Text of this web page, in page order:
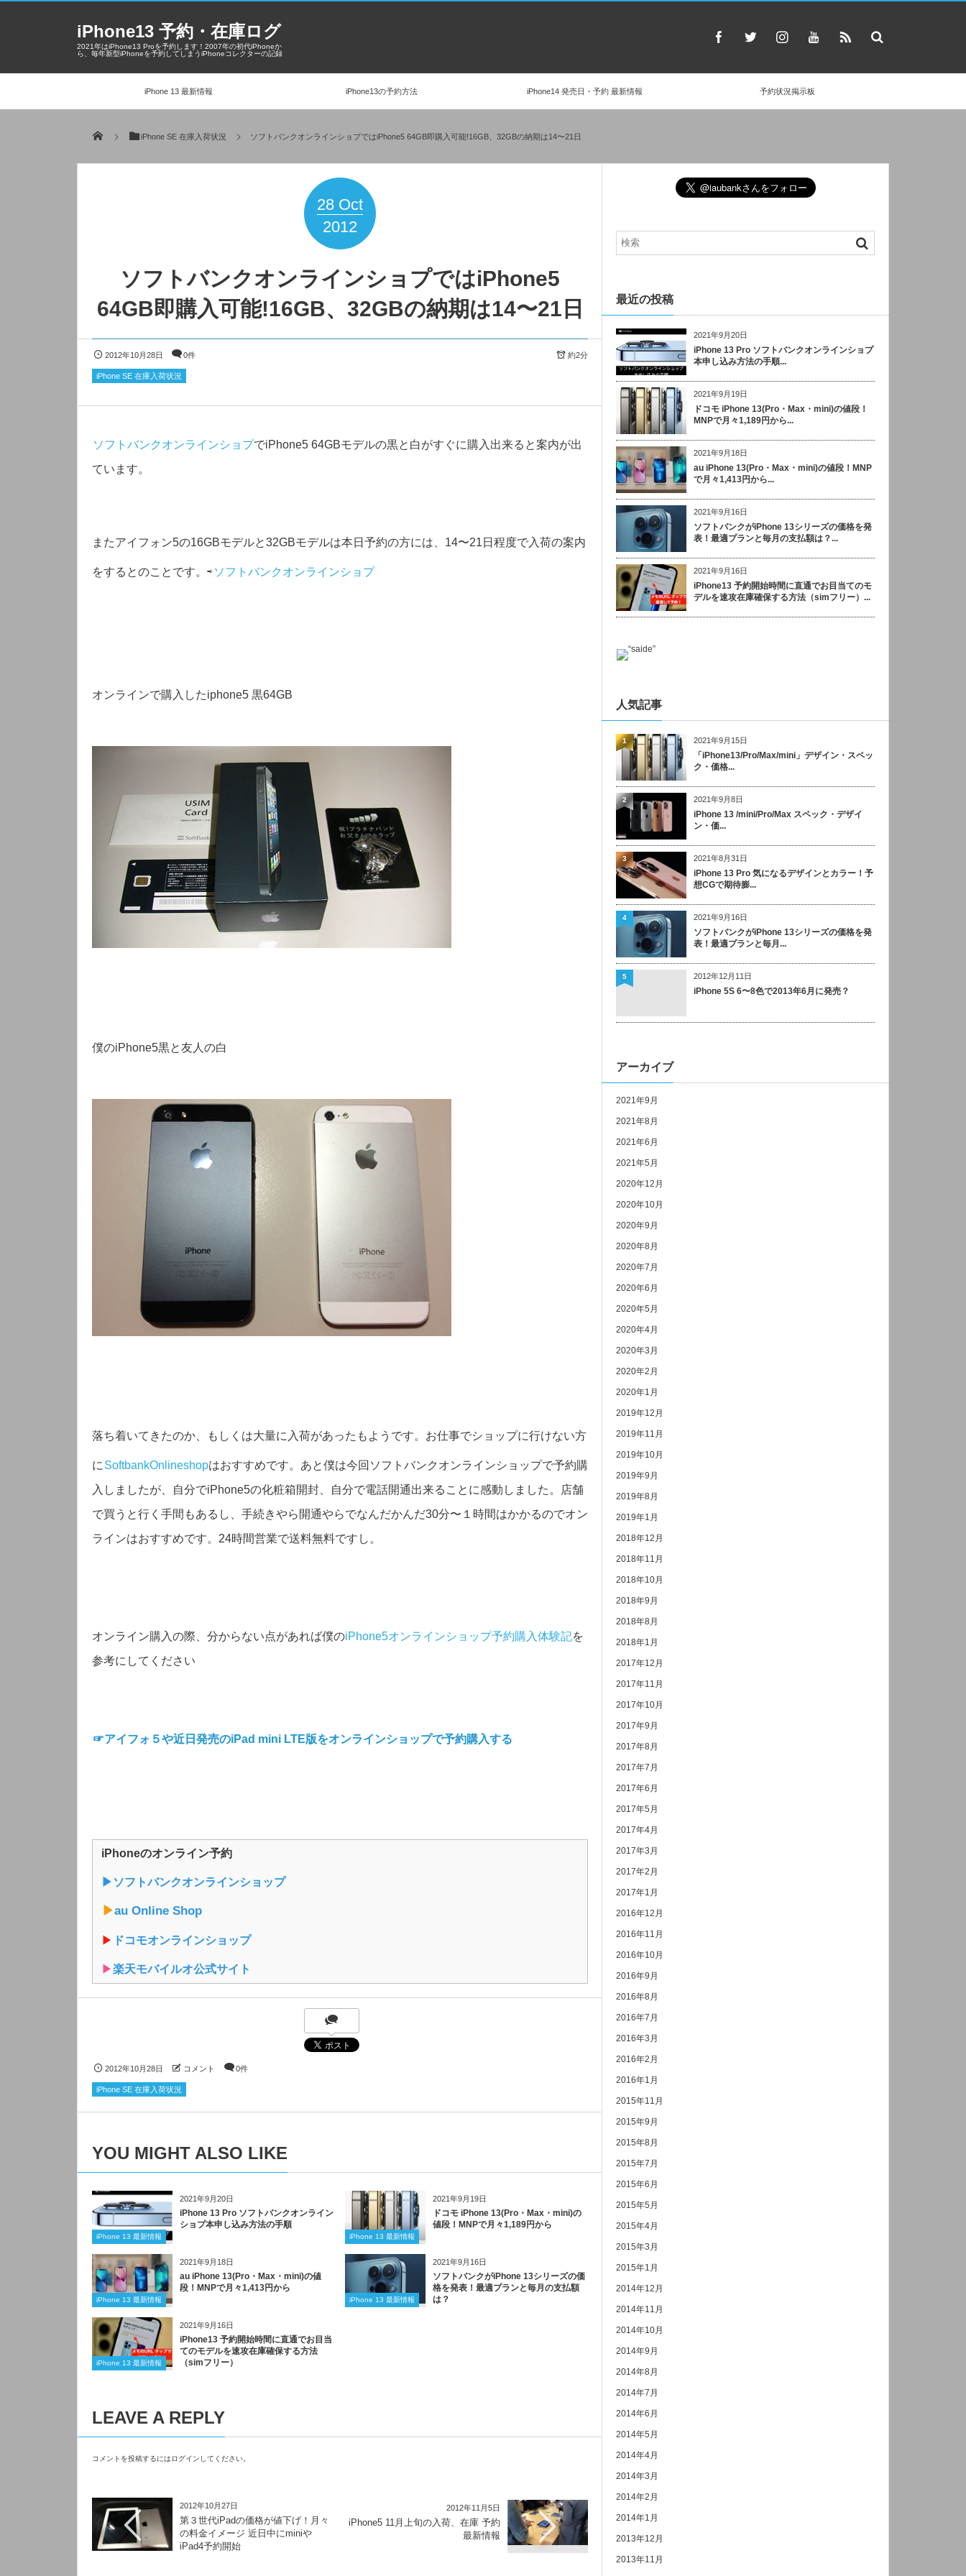
iPhone13 予約・在庫ログ
2021年はiPhone13 Proを予約します！2007年の初代iPhoneか
ら、毎年新型iPhoneを予約してしまうiPhoneコレクターの記録
iPhone 13 最新情報 iPhone13の予約方法 iPhone14 発売日・予約 最新情報 予約状況掲示板
iPhone SE 在庫入荷状況 ソフトバンクオンラインショプではiPhone5 64GB即購入可能!16GB、32GBの納期は14〜21日
28 Oct
2012
ソフトバンクオンラインショプではiPhone5
64GB即購入可能!16GB、32GBの納期は14〜21日
2012年10月28日 0件 約2分
iPhone SE 在庫入荷状況
ソフトバンクオンラインショプでiPhone5 64GBモデルの黒と白がすぐに購入出来ると案内が出
ています。
またアイフォン5の16GBモデルと32GBモデルは本日予約の方には、14〜21日程度で入荷の案内
をするとのことです。⇨ソフトバンクオンラインショプ
オンラインで購入したiphone5 黒64GB
僕のiPhone5黒と友人の白
落ち着いてきたのか、もしくは大量に入荷があったもようです。お仕事でショップに行けない方
に SoftbankOnlineshopはおすすめです。あと僕は今回ソフトバンクオンラインショップで予約購
入しましたが、自分でiPhone5の化粧箱開封、自分で電話開通出来ることに感動しました。店舗
で買うと行く手間もあるし、手続きやら開通やらでなんだかんだ30分〜１時間はかかるのでオン
ラインはおすすめです。24時間営業で送料無料ですし。
オンライン購入の際、分からない点があれば僕のiPhone5オンラインショップ予約購入体験記を
参考にしてください
☞アイフォ５や近日発売のiPad mini LTE版をオンラインショップで予約購入する
iPhoneのオンライン予約
▶︎ソフトバンクオンラインショップ
▶︎au Online Shop
▶︎ ドコモオンラインショップ
▶︎楽天モバイルオ公式サイト
2012年10月28日 コメント 0件
iPhone SE 在庫入荷状況
YOU MIGHT ALSO LIKE
2021年9月20日
iPhone 13 最新情報
iPhone 13 Pro ソフトバンクオンライン
ショプ本申し込み方法の手順
2021年9月19日
iPhone 13 最新情報
ドコモ iPhone 13(Pro・Max・mini)の
値段！MNPで月々1,189円から
2021年9月18日
iPhone 13 最新情報
au iPhone 13(Pro・Max・mini)の値
段！MNPで月々1,413円から
2021年9月16日
iPhone 13 最新情報
ソフトバンクがiPhone 13シリーズの価
格を発表！最適プランと毎月の支払額
は？
2021年9月16日
iPhone 13 最新情報
iPhone13 予約開始時間に直通でお目当
てのモデルを速攻在庫確保する方法
（simフリー）
LEAVE A REPLY
コメントを投稿するには ログイン してください。
2012年10月27日
第３世代iPadの価格が値下げ！月々
の料金イメージ 近日中にminiや
iPad4予約開始
2012年11月5日
iPhone5 11月上旬の入荷、在庫 予約
最新情報
最近の投稿
2021年9月20日
iPhone 13 Pro ソフトバンクオンラインショプ
本申し込み方法の手順...
2021年9月19日
ドコモ iPhone 13(Pro・Max・mini)の値段！
MNPで月々1,189円から...
2021年9月18日
au iPhone 13(Pro・Max・mini)の値段！MNP
で月々1,413円から...
2021年9月16日
ソフトバンクがiPhone 13シリーズの価格を発
表！最適プランと毎月の支払額は？...
2021年9月16日
iPhone13 予約開始時間に直通でお目当てのモ
デルを速攻在庫確保する方法（simフリー）...
人気記事
2021年9月15日
「iPhone13/Pro/Max/mini」デザイン・スペッ
ク・価格...
1
2021年9月8日
iPhone 13 /mini/Pro/Max スペック・デザイ
ン・価...
2
2021年8月31日
iPhone 13 Pro 気になるデザインとカラー！予
想CGで期待膨...
3
2021年9月16日
ソフトバンクがiPhone 13シリーズの価格を発
表！最適プランと毎月...
4
2012年12月11日
iPhone 5S 6〜8色で2013年6月に発売？
5
アーカイブ
2021年9月
2021年8月
2021年6月
2021年5月
2020年12月
2020年10月
2020年9月
2020年8月
2020年7月
2020年6月
2020年5月
2020年4月
2020年3月
2020年2月
2020年1月
2019年12月
2019年11月
2019年10月
2019年9月
2019年8月
2019年1月
2018年12月
2018年11月
2018年10月
2018年9月
2018年8月
2018年1月
2017年12月
2017年11月
2017年10月
2017年9月
2017年8月
2017年7月
2017年6月
2017年5月
2017年4月
2017年3月
2017年2月
2017年1月
2016年12月
2016年11月
2016年10月
2016年9月
2016年8月
2016年7月
2016年3月
2016年2月
2016年1月
2015年11月
2015年9月
2015年8月
2015年7月
2015年6月
2015年5月
2015年4月
2015年3月
2015年1月
2014年12月
2014年11月
2014年10月
2014年9月
2014年8月
2014年7月
2014年6月
2014年5月
2014年4月
2014年3月
2014年2月
2014年1月
2013年12月
2013年11月